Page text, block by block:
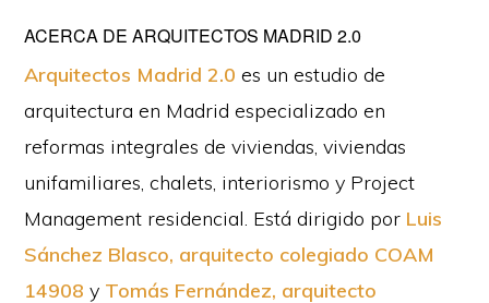
ACERCA DEARQUITECTOS MADRID 2.0
Arquitectos Madrid 2.0 es un estudio de
arquitectura en Madrid especializado en
reformas integrales de viviendas, viviendas
unifamiliares, chalets, interiorismo y Project
Management residencial. Está dirigido por Luis
Sánchez Blasco, arquitecto colegiado COAM
14908 y Tomás Fernández, arquitecto